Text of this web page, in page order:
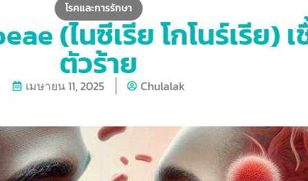
โรคและการรักษา
(ไนซีเรีย โกโนร์เรีย)
ตัวร้าย
เมษายน 11, 2025 Chulalak